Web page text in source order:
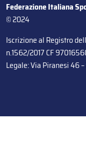
Federazione Italiana
© 2024
Iscrizione al Registro
n.1562/2017 CF
Legale: Via Piranesi 46